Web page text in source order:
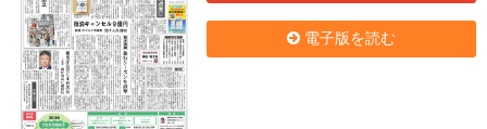
電子版を読む